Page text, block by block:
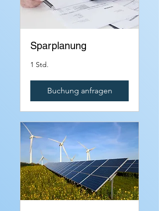
Sparplanung
1 Std.
Buchung anfragen